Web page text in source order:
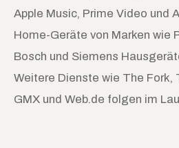
Apple Music, Prime Video und
Home-Geräte von Marken wie
Bosch und Siemens
Weitere Dienste wie The Fork,
GMX und Web.de folgen im